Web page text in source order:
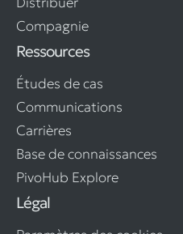
Compagnie
Ressources
Études de cas
Communications
Carrières
Base de connaissances
PivoHub Explore
Légal